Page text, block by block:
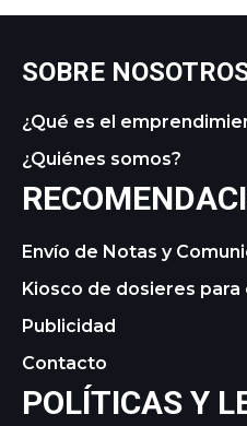
SOBRE
¿Qué es el
¿Quiénes somos?
Envío de Notas y
Kiosco de dosieres
Publicidad
Contacto
POLÍTICAS Y